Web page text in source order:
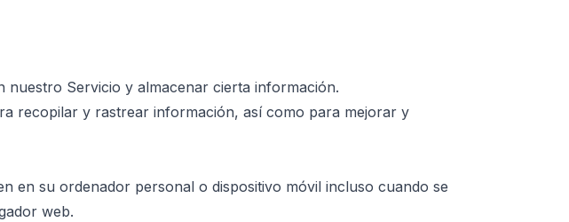
nuestro Servicio y almacenar cierta información.
recopilar y rastrear información, así como para mejorar y
en su ordenador personal o dispositivo móvil incluso cuando se
web.